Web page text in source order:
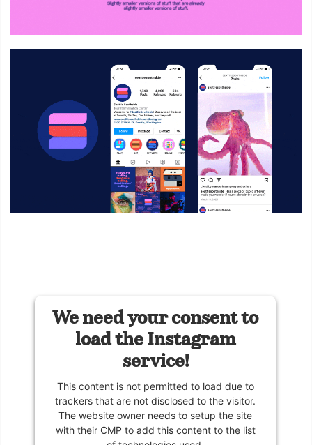
We need your consent to
load the Instagram
service!
This content is not permitted to load due to
trackers that are not disclosed to the visitor.
The website owner needs to setup the site
with their CMP to add this content to the list